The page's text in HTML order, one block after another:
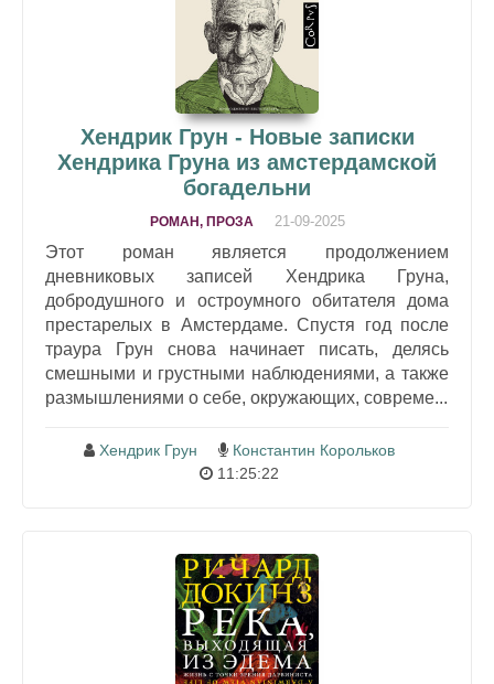
Хендрик Грун - Новые записки
Хендрика Груна из амстердамской
богадельни
РОМАН, ПРОЗА 21-09-2025
Этот роман является продолжением
дневниковых записей Хендрика Груна,
добродушного и остроумного обитателя дома
престарелых в Амстердаме. Спустя год после
траура Грун снова начинает писать, делясь
смешными и грустными наблюдениями, а также
размышлениями о себе, окружающих, совреме...
Хендрик Грун
Константин Корольков
11:25:22